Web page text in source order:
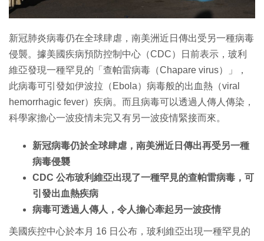
新冠肺炎病毒仍在全球肆虐，南美洲近日傳出受另一種病毒
侵襲。據美國疾病預防控制中心（CDC）日前表示，玻利
維亞發現一種罕見的「查帕雷病毒（Chapare virus）」，
此病毒可引發如伊波拉（Ebola）病毒般的出血熱（viral
hemorrhagic fever）疾病。而且病毒可以透過人傳人傳染，
科學家擔心一波疫情未完又有另一波疫情緊接而來。
新冠病毒仍於全球肆虐，南美洲近日傳出再受另一種
病毒侵襲
CDC 公布玻利維亞出現了一種罕見的查帕雷病毒，可
引發出血熱疾病
病毒可透過人傳人，令人擔心牽起另一波疫情
美國疾控中心於本月 16 日公布，玻利維亞出現一種罕見的